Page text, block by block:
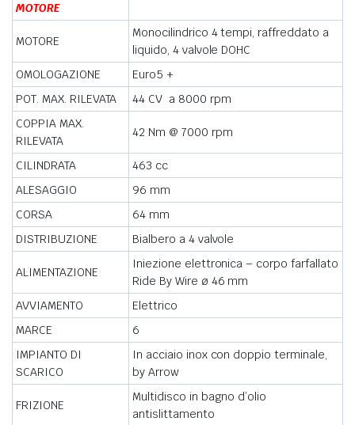
MOTORE
MOTORE
Monocilindrico 4 tempi, raffreddato a
liquido, 4 valvole DOHC
OMOLOGAZIONE
Euro5 +
POT. MAX. RILEVATA
44 CV a 8000 rpm
COPPIA MAX.
RILEVATA
42 Nm @ 7000 rpm
CILINDRATA
463 cc
ALESAGGIO
96 mm
CORSA
64 mm
DISTRIBUZIONE
Bialbero a 4 valvole
ALIMENTAZIONE
Iniezione elettronica – corpo farfallato
Ride By Wire ø 46 mm
AVVIAMENTO
Elettrico
MARCE
6
IMPIANTO DI
SCARICO
In acciaio inox con doppio terminale,
by Arrow
FRIZIONE
Multidisco in bagno d’olio
antislittamento